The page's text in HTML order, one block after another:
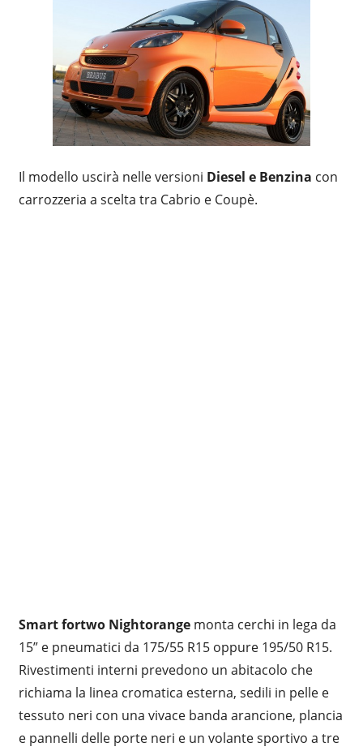
Il modello uscirà nelle versioni Diesel e Benzina con
carrozzeria a scelta tra Cabrio e Coupè.
Smart fortwo Nightorangemonta cerchi in lega da
15” e pneumatici da 175/55 R15 oppure 195/50 R15.
Rivestimenti interni prevedono un abitacolo che
richiama la linea cromatica esterna, sedili in pelle e
tessuto neri con una vivace banda arancione, plancia
e pannelli delle porte neri e un volante sportivo a tre